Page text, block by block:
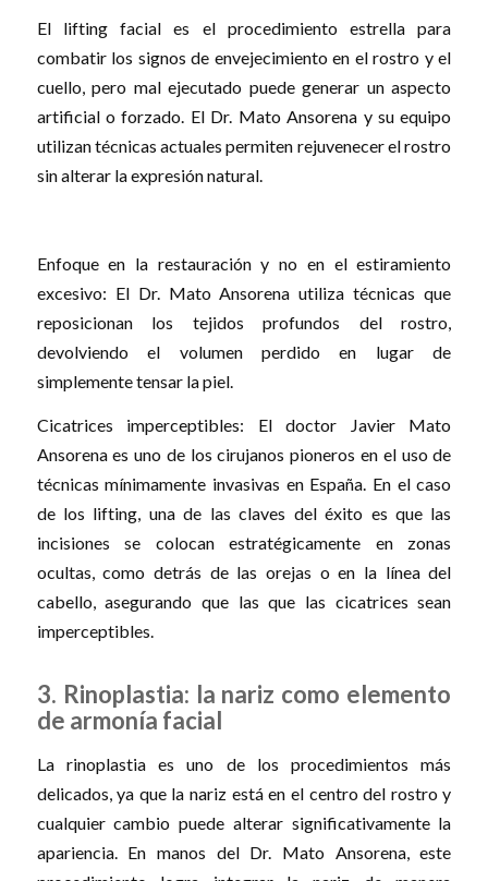
El lifting facial es el procedimiento estrella para
combatir los signos de envejecimiento en el rostro y el
cuello, pero mal ejecutado puede generar un aspecto
artificial o forzado. El Dr. Mato Ansorena y su equipo
utilizan técnicas actuales permiten rejuvenecer el rostro
sin alterar la expresión natural.
Enfoque en la restauración y no en el estiramiento
excesivo: El Dr. Mato Ansorena utiliza técnicas que
reposicionan los tejidos profundos del rostro,
devolviendo el volumen perdido en lugar de
simplemente tensar la piel.
Cicatrices imperceptibles: El doctor Javier Mato
Ansorena es uno de los cirujanos pioneros en el uso de
técnicas mínimamente invasivas en España. En el caso
de los lifting, una de las claves del éxito es que las
incisiones se colocan estratégicamente en zonas
ocultas, como detrás de las orejas o en la línea del
cabello, asegurando que las que las cicatrices sean
imperceptibles.
3. Rinoplastia: la nariz como elemento
de armonía facial
La rinoplastia es uno de los procedimientos más
delicados, ya que la nariz está en el centro del rostro y
cualquier cambio puede alterar significativamente la
apariencia. En manos del Dr. Mato Ansorena, este